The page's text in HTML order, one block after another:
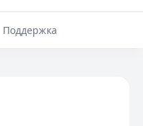
Поддержка